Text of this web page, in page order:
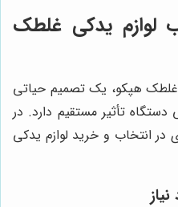
لوازم یدکی غلطک
غلطک هپکو، یک تصمیم حیاتی
تأثیر مستقیم دارد. در
در انتخاب و خرید لوازم یدکی